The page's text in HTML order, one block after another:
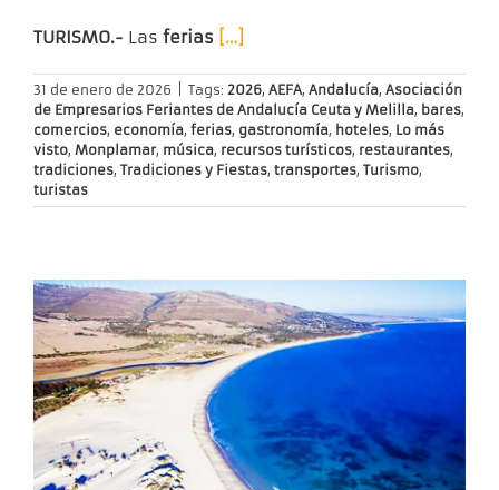
TURISMO.- Las ferias […]
31 de enero de 2026 Tags: 2026, AEFA, Andalucía, Asociación
de Empresarios Feriantes de Andalucía Ceuta y Melilla, bares,
comercios, economía, ferias, gastronomía, hoteles, Lo más
visto, Monplamar, música, recursos turísticos, restaurantes,
tradiciones, Tradiciones y Fiestas, transportes, Turismo,
turistas